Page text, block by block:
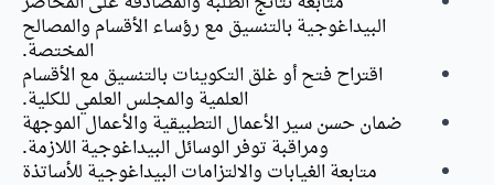
البيداغوجية بالتنسيق مع رؤساء الأقسام والمصالح
المختصة.
اقتراح فتح أو غلق التكوينات بالتنسيق مع الأقسام
العلمية والمجلس العلمي للكلية.
ضمان حسن سير الأعمال التطبيقية والأعمال الموجهة
ومراقبة توفر الوسائل البيداغوجية اللازمة.
متابعة الغيابات والالتزامات البيداغوجية للأساتذة